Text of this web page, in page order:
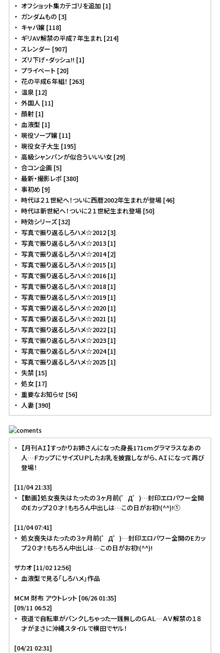
オフショット集カテゴリを追加 [1]
ガンダムもの [3]
キャバ嬢 [118]
ギリAV解禁の平成７年生まれ [214]
スレンダー [907]
ズリ下げ・ダッシュ!! [1]
プライベート [20]
花の平成６年組！ [263]
温泉 [12]
外国人 [11]
顔射 [1]
血液型 [1]
現役ソープ嬢 [11]
現役女子大生 [195]
高級シャンパンが似合ういいい女 [29]
合コン企画 [5]
最新・撮影レポ [380]
事初め [9]
時代は２１世紀へ！ついに西暦2002年生まれが登場 [46]
時代は新世紀へ！ついに２１世紀生まれ登場 [50]
時効シリーズ [32]
写真で振り返るしろハメ☆2012 [3]
写真で振り返るしろハメ☆2013 [1]
写真で振り返るしろハメ☆2014 [2]
写真で振り返るしろハメ☆2015 [1]
写真で振り返るしろハメ☆2016 [1]
写真で振り返るしろハメ☆2018 [1]
写真で振り返るしろハメ☆2019 [1]
写真で振り返るしろハメ☆2020 [1]
写真で振り返るしろハメ☆2021 [1]
写真で振り返るしろハメ☆2022 [1]
写真で振り返るしろハメ☆2023 [1]
写真で振り返るしろハメ☆2024 [1]
写真で振り返るしろハメ☆2025 [1]
失禁 [15]
処女 [17]
重要なお知らせ [56]
人妻 [390]
【月刊ＡＩ】すっかりお姉さんになった身長171cmグラマラスなあの
人…ＦカップにサイズＵＰしたお乳を披露しながら、ＡＩになって再び
登場！
[11/04 21:33]
【動画】処女喪失はたったの３ヶ月前(゜Д゜)…封印エロパワー全開
のEカップ２０才！もちろん中出しは…この日がお初!(^^)!①
[11/04 07:41]
処女喪失はたったの３ヶ月前(゜Д゜)…封印エロパワー全開のEカッ
プ２０才！もちろん中出しは…この日がお初!(^^)!
ザカオ [11/02 12:56]
血液型で見る「しろハメ」作品
MCM 財布 アウトレット [06/26 01:35]
[09/11 06:52]
夜道で自転車がパンクしちゃった一銭無しのＧＡＬ…ＡＶ解禁の１８
才がまさに沖縄スタイルで横田でヤル！
[04/21 02:31]